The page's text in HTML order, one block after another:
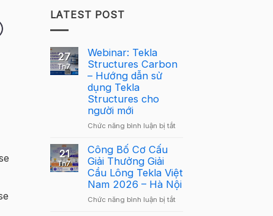
LATEST POST
27
Th7
Webinar: Tekla
Structures Carbon
– Hướng dẫn sử
dụng Tekla
Structures cho
người mới
Chức năng bình luận bị tắtở
Carbon
–
Hướng
dẫn
21
Th7
Công Bố Cơ Cấu
Giải Thưởng Giải
Cầu Lông Tekla Việt
Nam 2026 – Hà Nội
Chức năng bình luận bị tắtở